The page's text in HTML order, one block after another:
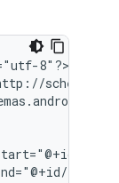
8"?>